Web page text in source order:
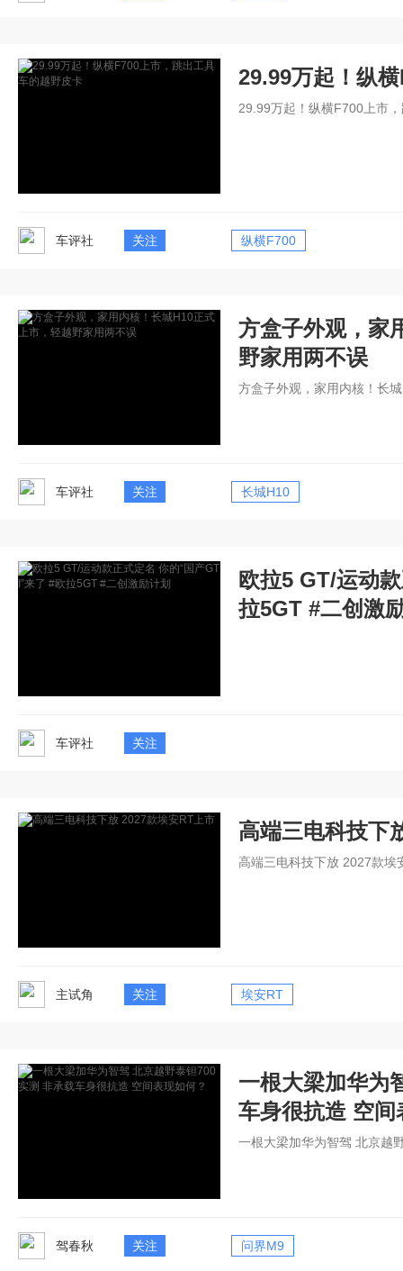
29.99万起！纵
29.99万起！纵横F700上市
车评社 关注 纵横F700
方盒子外观，家
野家用两不误
方盒子外观，家用内核！长
车评社 关注 长城H10
欧拉5 GT/运动
拉5GT #二创激
车评社 关注
高端三电科技下
高端三电科技下放 2027款埃
主试角 关注 埃安RT
一根大梁加华为
车身很抗造 空间
一根大梁加华为智驾 北京越
驾春秋 关注 问界M9